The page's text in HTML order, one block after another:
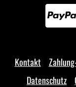
Kontakt
Datenschutz